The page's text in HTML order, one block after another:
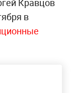
Кравцов
в